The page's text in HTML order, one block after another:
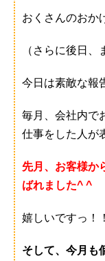
おくさんのおか
（さらに後日、
今日は素敵な報
毎月、会社内で
仕事をした人が
先月、お客様か
ばれました^ ^
嬉しいですっ！
そして、今月も